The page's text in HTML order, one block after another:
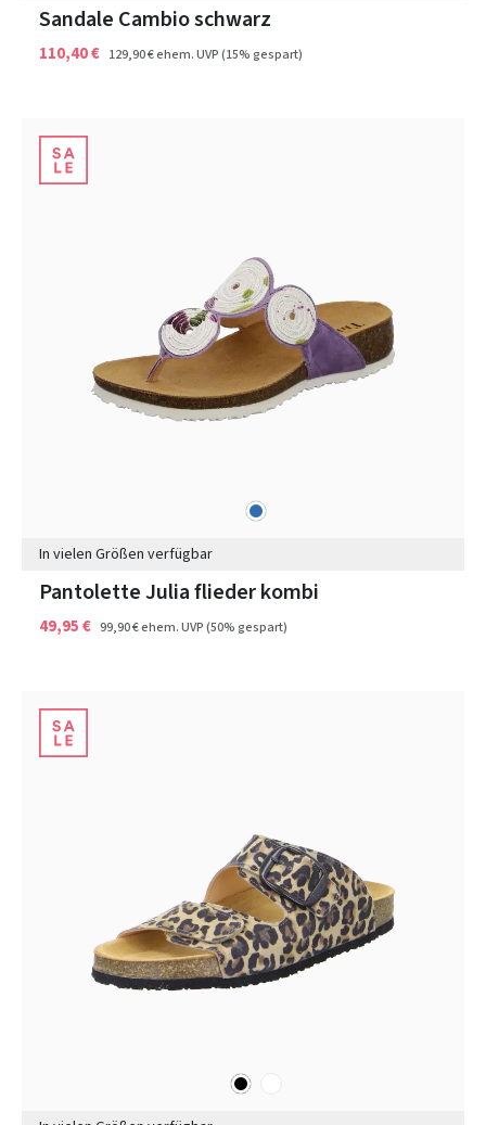
Sandale Cambio schwarz
110,40 € 129,90 €ehem. UVP(15% gespart)
blau
In vielen Größen verfügbar
Pantolette Julia flieder kombi
49,95 € 99,90 €ehem. UVP(50% gespart)
schwarz